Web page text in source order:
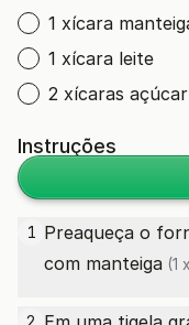
1 xícara
1 xícara leite
2 xícaras açúcar
Instruções
1 Preaqueça o
com manteiga (1
2